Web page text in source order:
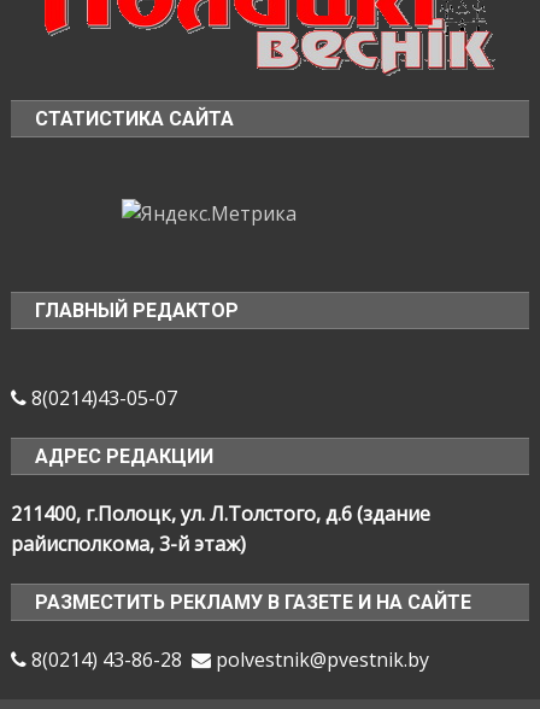
СТАТИСТИКА САЙТА
ГЛАВНЫЙ РЕДАКТОР
8(0214)43-05-07
АДРЕС РЕДАКЦИИ
211400, г.Полоцк, ул. Л.Толстого, д.6 (здание
райисполкома, 3-й этаж)
РАЗМЕСТИТЬ РЕКЛАМУ В ГАЗЕТЕ И НА САЙТЕ
8(0214) 43-86-28 polvestnik@pvestnik.by